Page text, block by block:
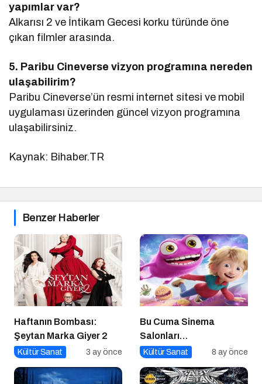
yapımlar var?
Alkarısı 2 ve İntikam Gecesi korku türünde öne
çıkan filmler arasında.
5. Paribu Cineverse vizyon programına nereden
ulaşabilirim?
Paribu Cineverse’ün resmi internet sitesi ve mobil
uygulaması üzerinden güncel vizyon programına
ulaşabilirsiniz.
Kaynak: Bihaber.TR
Benzer Haberler
Haftanın Bombası:
Şeytan Marka Giyer 2
Kültür Sanat 3 ay önce
Bu Cuma Sinema
Salonları
Hareketleniyor: 26 Aralık
Açıklandı
Kültür Sanat 8 ay önce